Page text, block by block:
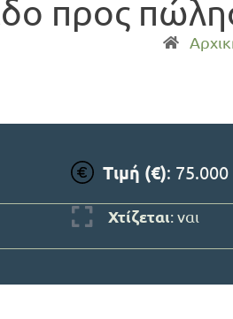
προς
Τιμή (€): 75.000
Χτίζεται: ναι